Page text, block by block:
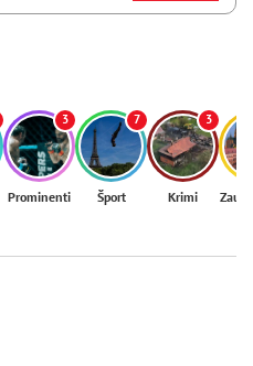
3
Prominenti
7
Šport
3
Krimi